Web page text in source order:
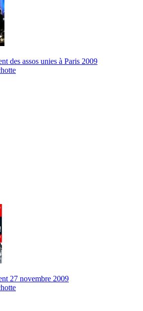
des assos unies à Paris 2009
27 novembre 2009